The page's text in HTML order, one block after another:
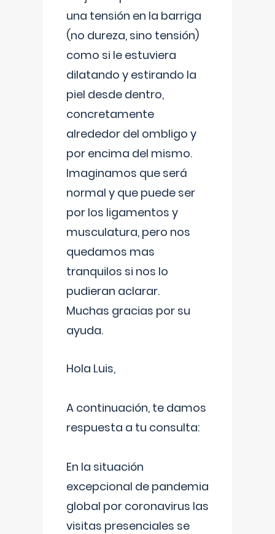
una tensión en la barriga
(no dureza, sino tensión)
como si le estuviera
dilatando y estirando la
piel desde dentro,
concretamente
alrededor del ombligo y
por encima del mismo.
Imaginamos que será
normal y que puede ser
por los ligamentos y
musculatura, pero nos
quedamos mas
tranquilos si nos lo
pudieran aclarar.
Muchas gracias por su
ayuda.
Hola Luis,
A continuación, te damos
respuesta a tu consulta:
En la situación
excepcional de pandemia
global por coronavirus las
visitas presenciales se